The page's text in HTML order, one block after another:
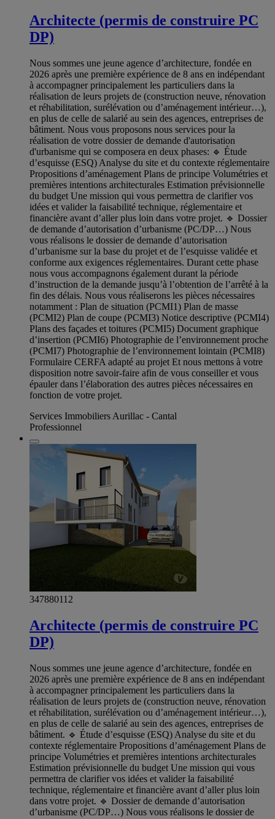
Architecte (permis de construire PC
DP)
Nous sommes une jeune agence d’architecture, fondée en
2026 après une première expérience de 8 ans en indépendant
à accompagner principalement les particuliers dans la
réalisation de leurs projets de (construction neuve, rénovation
et réhabilitation, surélévation ou d’aménagement intérieur…),
en plus de celle de salarié au sein des agences, entreprises de
bâtiment. Nous vous proposons nous services pour la
réalisation de votre dossier de demande d'autorisation
d'urbanisme qui se composera en deux phases: 🔹 Étude
d’esquisse (ESQ) Analyse du site et du contexte réglementaire
Propositions d’aménagement Plans de principe Volumétries et
premières intentions architecturales Estimation prévisionnelle
du budget Une mission qui vous permettra de clarifier vos
idées et valider la faisabilité technique, réglementaire et
financière avant d’aller plus loin dans votre projet. 🔹 Dossier
de demande d’autorisation d’urbanisme (PC/DP…) Nous
vous réalisons le dossier de demande d’autorisation
d’urbanisme sur la base du projet et de l’esquisse validée et
conforme aux exigences réglementaires. Durant cette phase
nous vous accompagnons également durant la période
d’instruction de la demande jusqu’à l’obtention de l’arrêté à la
fin des délais. Nous vous réaliserons les pièces nécessaires
notamment : Plan de situation (PCMI1) Plan de masse
(PCMI2) Plan de coupe (PCMI3) Notice descriptive (PCMI4)
Plans des façades et toitures (PCMI5) Document graphique
d’insertion (PCMI6) Photographie de l’environnement proche
(PCMI7) Photographie de l’environnement lointain (PCMI8)
Formulaire CERFA adapté au projet Et nous mettons à votre
disposition notre savoir-faire afin de vous conseiller et vous
épauler dans l’élaboration des autres pièces nécessaires en
fonction de votre projet.
Services Immobiliers Aurillac - Cantal
Professionnel
347880112
Architecte (permis de construire PC
DP)
Nous sommes une jeune agence d’architecture, fondée en
2026 après une première expérience de 8 ans en indépendant
à accompagner principalement les particuliers dans la
réalisation de leurs projets de (construction neuve, rénovation
et réhabilitation, surélévation ou d’aménagement intérieur…),
en plus de celle de salarié au sein des agences, entreprises de
bâtiment. 🔹 Étude d’esquisse (ESQ) Analyse du site et du
contexte réglementaire Propositions d’aménagement Plans de
principe Volumétries et premières intentions architecturales
Estimation prévisionnelle du budget Une mission qui vous
permettra de clarifier vos idées et valider la faisabilité
technique, réglementaire et financière avant d’aller plus loin
dans votre projet. 🔹 Dossier de demande d’autorisation
d’urbanisme (PC/DP…) Nous vous réalisons le dossier de